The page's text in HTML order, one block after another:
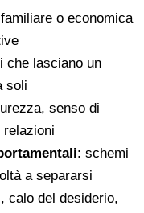
o economica
che lasciano un
soli
senso di
relazioni
: schemi
a separarsi
calo del desiderio,